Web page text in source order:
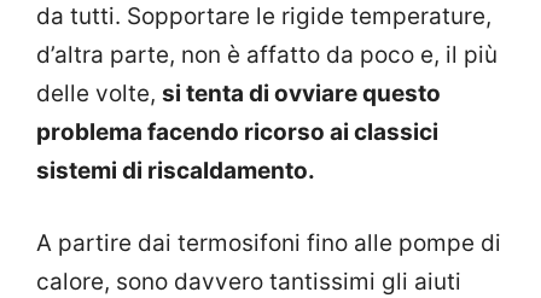
da tutti. Sopportare le rigide temperature,
d’altra parte, non è affatto da poco e, il più
delle volte, si tenta di ovviare questo
problema facendo ricorso ai classici
sistemi di riscaldamento.
A partire dai termosifoni fino alle pompe di
calore, sono davvero tantissimi gli aiuti